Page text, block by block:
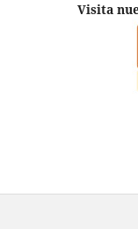
Visita